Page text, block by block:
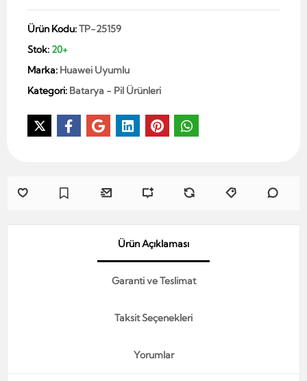
Ürün Kodu:TP-25159
Stok: 20+
Marka: Huawei Uyumlu
Kategori: Batarya - Pil Ürünleri
Ürün Açıklaması
Garanti ve Teslimat
Taksit Seçenekleri
Yorumlar